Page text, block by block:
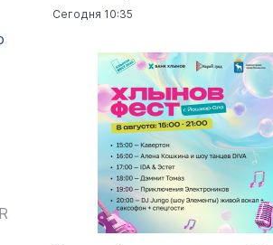
Сегодня 10:35